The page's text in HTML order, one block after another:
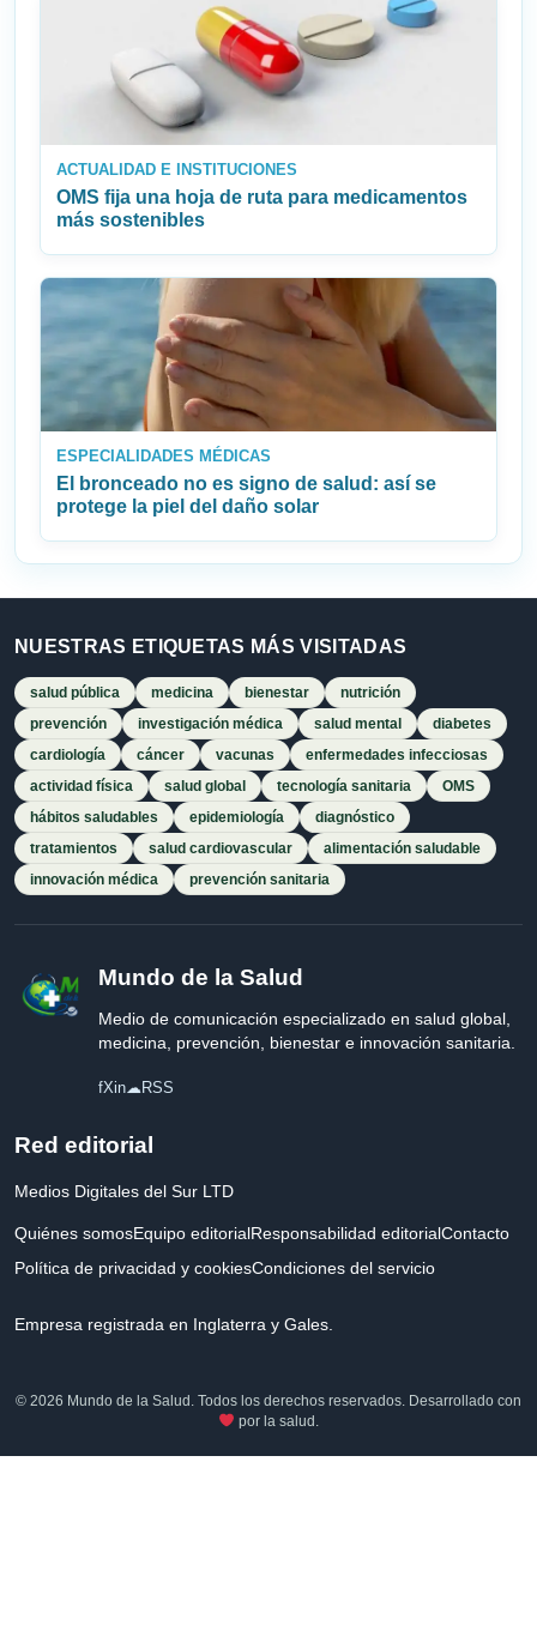
ACTUALIDAD E INSTITUCIONES
OMS fija una hoja de ruta para medicamentos
más sostenibles
ESPECIALIDADES MÉDICAS
El bronceado no es signo de salud: así se
protege la piel del daño solar
NUESTRAS ETIQUETAS MÁS VISITADAS
salud pública medicina bienestar
nutrición
prevención
investigación médica salud mental
diabetes
cardiología
cáncer vacunas
enfermedades infecciosas
actividad física
salud global tecnología sanitaria
OMS
hábitos saludables
epidemiología
diagnóstico
tratamientos
salud cardiovascular
alimentación saludable
innovación médica
prevención sanitaria
Mundo de la Salud
Medio de comunicación especializado en salud global,
medicina, prevención, bienestar e innovación sanitaria.
fXin☁RSS
Red editorial
Medios Digitales del Sur LTD
Quiénes somosEquipo editorialResponsabilidad editorialContacto
Política de privacidad y cookiesCondiciones del servicio
Empresa registrada en Inglaterra y Gales.
© 2026 Mundo de la Salud. Todos los derechos reservados. Desarrollado con
por la salud.